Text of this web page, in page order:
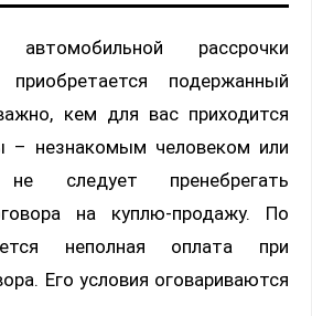
рассрочки
подержанный
кем для вас приходится
– незнакомым человеком или
не следует пренебрегать
на куплю-продажу. По
неполная оплата при
Его условия оговариваются